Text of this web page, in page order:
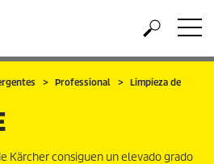
Professional
Limpieza de
Kärcher consiguen un elevado grado